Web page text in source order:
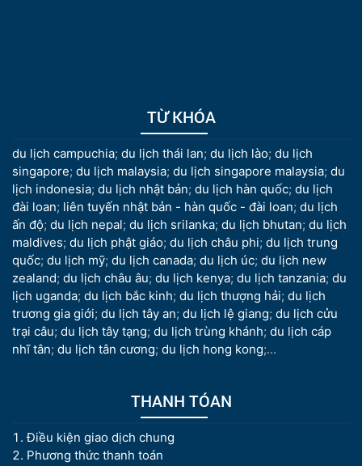
TỪ KHÓA
du lịch campuchia; du lịch thái lan; du lịch lào; du lịch
singapore; du lịch malaysia; du lịch singapore malaysia; du
lịch indonesia; du lịch nhật bản; du lịch hàn quốc; du lịch
đài loan; liên tuyến nhật bản - hàn quốc - đài loan; du lịch
ấn độ; du lịch nepal; du lịch srilanka; du lịch bhutan; du lịch
maldives; du lịch phật giáo; du lịch châu phi; du lịch trung
quốc; du lịch mỹ; du lịch canada; du lịch úc; du lịch new
zealand; du lịch châu âu; du lịch kenya; du lịch tanzania; du
lịch uganda; du lịch bắc kinh; du lịch thượng hải; du lịch
trương gia giới; du lịch tây an; du lịch lệ giang; du lịch cửu
trại câu; du lịch tây tạng; du lịch trùng khánh; du lịch cáp
nhĩ tân; du lịch tân cương; du lịch hong kong;...
THANH TÓAN
Điều kiện giao dịch chung
Phương thức thanh toán